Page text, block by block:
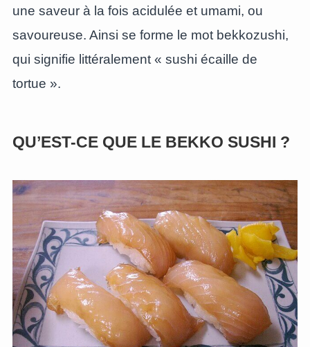
une saveur à la fois acidulée et umami, ou
savoureuse. Ainsi se forme le mot bekkozushi,
qui signifie littéralement « sushi écaille de
tortue ».
QU’EST-CE QUE LE BEKKO SUSHI ?